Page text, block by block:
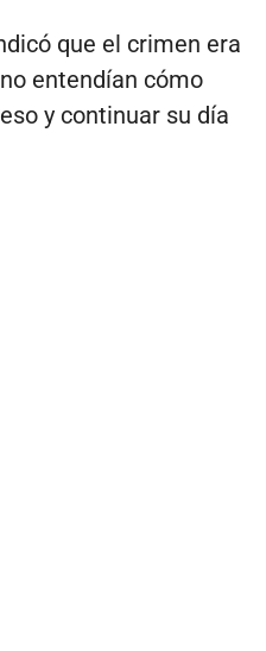
que el crimen era
entendían cómo
y continuar su día